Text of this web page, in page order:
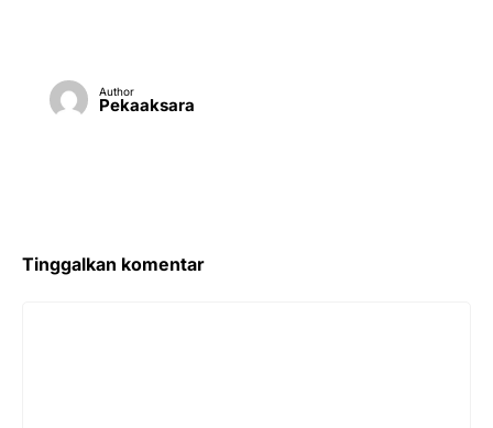
Author
Pekaaksara
Tinggalkan komentar